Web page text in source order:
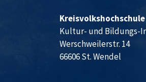
Kreisvolkshochschule
Kultur- und Bildungs-
Werschweilerstr. 14
66606 St. Wendel